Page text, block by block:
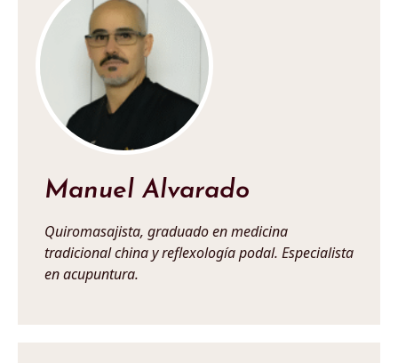
Manuel Alvarado
Quiromasajista, graduado en medicina
tradicional china y reflexología podal. Especialista
en acupuntura.